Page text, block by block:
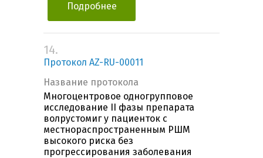
Подробнее
14.
Протокол AZ-RU-00011
Название протокола
Многоцентровое одногрупповое
исследование II фазы препарата
волрустомиг у пациенток с
местнораспространенным РШМ
высокого риска без
прогрессирования заболевания